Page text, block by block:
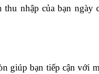
nhập của bạn ngày
giúp bạn tiếp cận với